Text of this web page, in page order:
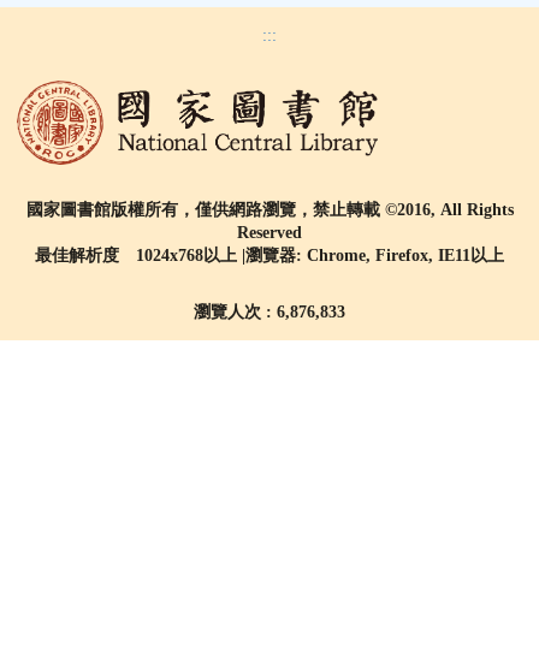
:::
國家圖書館版權所有，僅供網路瀏覽，禁止轉載 ©2016, All Rights
Reserved
最佳解析度 1024x768以上 |瀏覽器: Chrome, Firefox, IE11以上
瀏覽人次 : 6,876,833